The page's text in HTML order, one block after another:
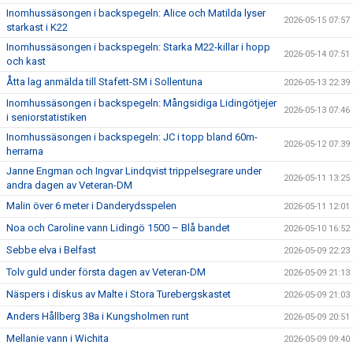
Inomhussäsongen i backspegeln: Alice och Matilda lyser
starkast i K22
2026-05-15 07:57
Inomhussäsongen i backspegeln: Starka M22-killar i hopp
och kast
2026-05-14 07:51
Åtta lag anmälda till Stafett-SM i Sollentuna 2026-05-13 22:39
Inomhussäsongen i backspegeln: Mångsidiga Lidingötjejer
i seniorstatistiken
2026-05-13 07:46
Inomhussäsongen i backspegeln: JC i topp bland 60m-
herrarna
2026-05-12 07:39
Janne Engman och Ingvar Lindqvist trippelsegrare under
andra dagen av Veteran-DM
2026-05-11 13:25
Malin över 6 meter i Danderydsspelen 2026-05-11 12:01
Noa och Caroline vann Lidingö 1500 – Blå bandet 2026-05-10 16:52
Sebbe elva i Belfast 2026-05-09 22:23
Tolv guld under första dagen av Veteran-DM 2026-05-09 21:13
Näspers i diskus av Malte i Stora Turebergskastet 2026-05-09 21:03
Anders Hållberg 38a i Kungsholmen runt 2026-05-09 20:51
Mellanie vann i Wichita 2026-05-09 09:40